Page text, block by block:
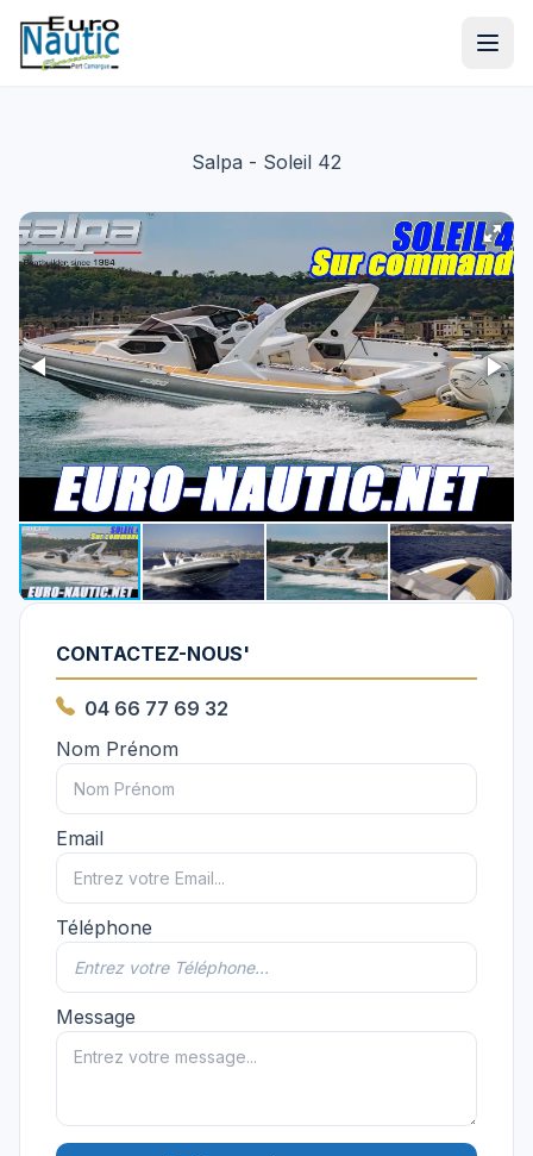
Salpa - Soleil 42
CONTACTEZ-NOUS'
04 66 77 69 32
Nom Prénom
Email
Téléphone
Message